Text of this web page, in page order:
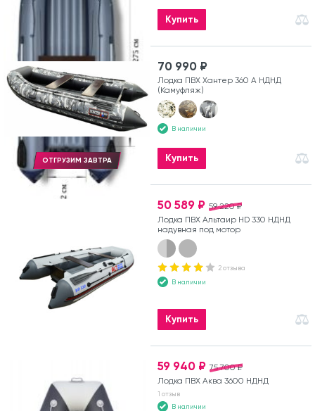
Купить
ОТГРУЗИМ ЗАВТРА
70 990 ₽
Лодка ПВХ Хантер 360 А НДНД
(Камуфляж)
В наличии
Купить
59 220 ₽
50 589 ₽
Лодка ПВХ Альтаир HD 330 НДНД
надувная под мотор
2 отзыва
В наличии
Купить
75 700 ₽
59 940 ₽
Лодка ПВХ Аква 3600 НДНД
1 отзыв
В наличии